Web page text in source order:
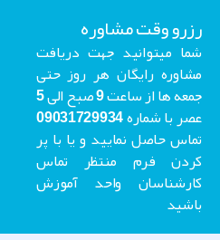
وقت مشاوره
میتوانید جهت دریافت
رایگان هر روز حتی
جمعه ها از ساعت 9 صبح الی 5
عصر با شماره 09031729934
حاصل نمایید و یا با پر
فرم منتظر تماس
واحد آموزش